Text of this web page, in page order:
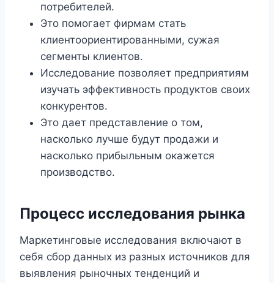
потребителей.
Это помогает фирмам стать
клиентоориентированными, сужая
сегменты клиентов.
Исследование позволяет предприятиям
изучать эффективность продуктов своих
конкурентов.
Это дает представление о том,
насколько лучше будут продажи и
насколько прибыльным окажется
производство.
Процесс исследования рынка
Маркетинговые исследования включают в
себя сбор данных из разных источников для
выявления рыночных тенденций и